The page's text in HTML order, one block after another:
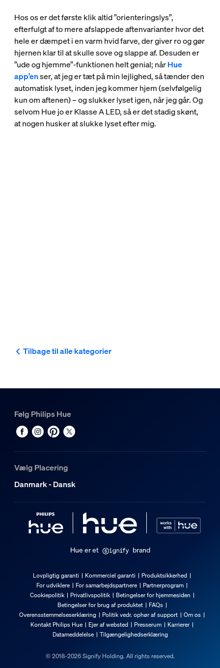
Hos os er det første klik altid ”orienteringslys”,
efterfulgt af to mere afslappede aftenvarianter hvor det
hele er dæmpet i en varm hvid farve, der giver ro og gør
hjernen klar til at skulle sove og slappe af. Desuden er
”ude og hjemme”-funktionen helt genial; nårHue
app’enser, at jeg er tæt på min lejlighed, så tænder den
automatisk lyset, inden jeg kommer hjem (selvfølgelig
kun om aftenen) – og slukker lyset igen, når jeg går. Og
selvom Hue jo er Klasse A LED, så er det stadig skønt,
at nogen husker at slukke lyset efter mig.
Tilbage til alle kategorier
Følg Philips Hue
Vælg Placering
Danmark - Dansk
Hue er et brand
Lovpligtig garanti Kommerciel garanti
Produktsikkerhed
For udviklere
For samarbejdspartnere
Partnerprogram
Cookiepolitik
Privatlivspolitik
Betingelser for hjemmesiden
Betingelser for brug af produktet
FAQs
Overensstemmelseserklæring
Politik vedr. ophør af support
Om os
Kontakt Philips Hue
Ejer af websted Presserum
Karrierer
Datameddelelse
Tilgængelighedserklæring
© 2018-2026 Signify Holding. All rights reserved.